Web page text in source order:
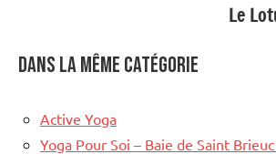
Le
Dans la même catégorie
Active Yoga
Yoga Pour Soi – Baie de Saint